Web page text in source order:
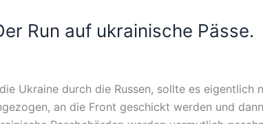
Run auf ukrainische Pässe.
Ukraine durch die Russen, sollte es eigentlich
an die Front geschickt werden und